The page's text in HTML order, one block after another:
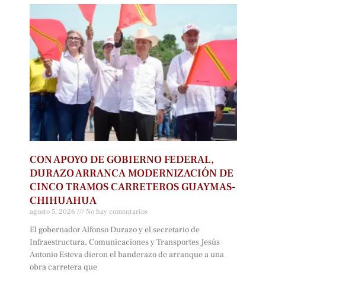
CON APOYO DE GOBIERNO FEDERAL,
DURAZO ARRANCA MODERNIZACIÓN DE
CINCO TRAMOS CARRETEROS GUAYMAS-
CHIHUAHUA
agosto 5, 2026 No hay comentarios
El gobernador Alfonso Durazo y el secretario de
Infraestructura, Comunicaciones y Transportes Jesús
Antonio Esteva dieron el banderazo de arranque a una
obra carretera que